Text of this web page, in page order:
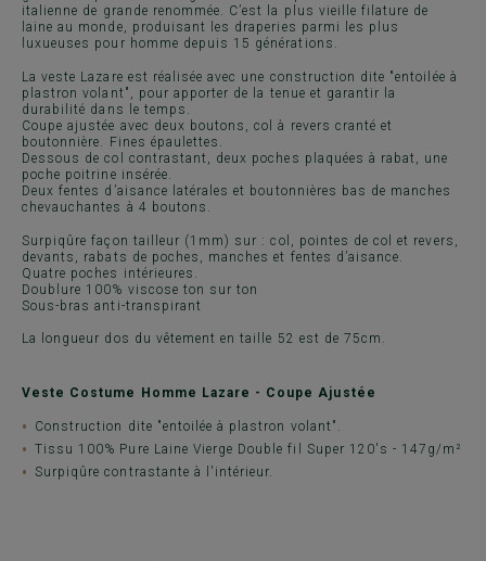
italienne de grande renommée. C’est la plus vieille filature de
laine au monde, produisant les draperies parmi les plus
luxueuses pour homme depuis 15 générations.
La veste Lazare est réalisée avec une construction dite "entoilée à
plastron volant", pour apporter de la tenue et garantir la
durabilité dans le temps.
Coupe ajustée avec deux boutons, col à revers cranté et
boutonnière. Fines épaulettes.
Dessous de col contrastant, deux poches plaquées à rabat, une
poche poitrine insérée.
Deux fentes d’aisance latérales et boutonnières bas de manches
chevauchantes à 4 boutons.
Surpiqûre façon tailleur (1mm) sur : col, pointes de col et revers,
devants, rabats de poches, manches et fentes d’aisance.
Quatre poches intérieures.
Doublure 100% viscose ton sur ton
Sous-bras anti-transpirant
La longueur dos du vêtement en taille 52 est de 75cm.
Veste Costume Homme Lazare - Coupe Ajustée
Construction dite "entoilée à plastron volant".
Tissu 100% Pure Laine Vierge Double fil Super 120's - 147g/m²
Surpiqûre contrastante à l'intérieur.